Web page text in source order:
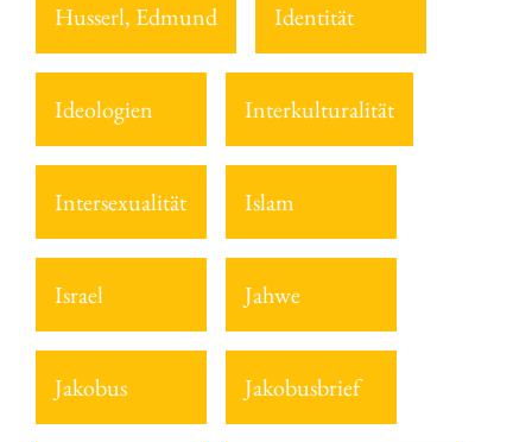
Husserl, Edmund Identität
Ideologien Interkulturalität
Intersexualität Islam
Israel Jahwe
Jakobus Jakobusbrief